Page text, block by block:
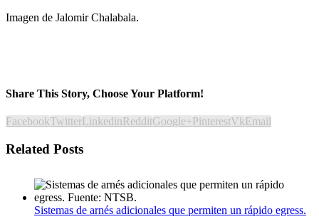
Imagen de Jalomir Chalabala.
Share This Story, Choose Your Platform!
FacebookTwitterLinkedinRedditGoogle+PinterestVkEmail
Related Posts
Sistemas de arnés adicionales que permiten un rápido egress.